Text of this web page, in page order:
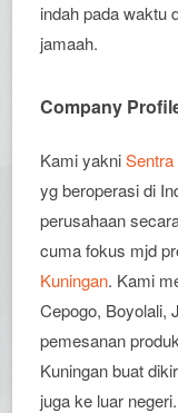
indah pada waktu
jamaah.
Company
Kami yakni
yg beroperasi di
perusahaan
cuma fokus mjd
Kuningan. Kami
Cepogo, Boyolali,
pemesanan
Kuningan buat
juga ke luar